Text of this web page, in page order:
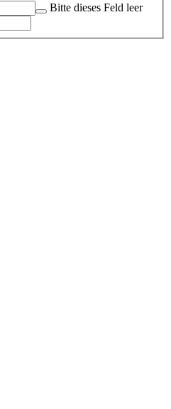
Bitte dieses Feld leer